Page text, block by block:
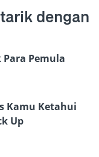
dengan
Pemula
Kamu Ketahui
Up